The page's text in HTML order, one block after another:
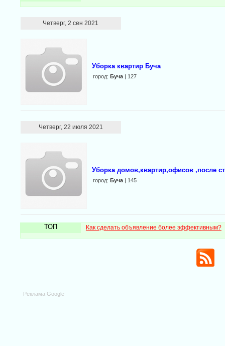
Четверг, 2 сен 2021
Уборка квартир Буча
город: Буча| 127
Четверг, 22 июля 2021
Уборка домов,квартир,офисов ,после
город: Буча| 145
ТОП Как сделать объявление более эффективным?
Реклама Google